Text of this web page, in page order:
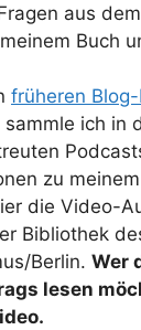
aus
Buch
früheren
ich in
zu
die Video-
Bibliothek
Berlin. Wer
lesen